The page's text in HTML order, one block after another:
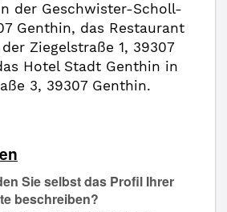
der Geschwister-Scholl-
Genthin, das Restaurant
Ziegelstraße 1, 39307
Hotel Stadt Genthin in
3, 39307 Genthin.
Sie selbst das Profil Ihrer
beschreiben?